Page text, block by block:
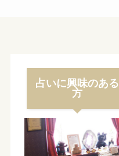
占いに興味のある
方